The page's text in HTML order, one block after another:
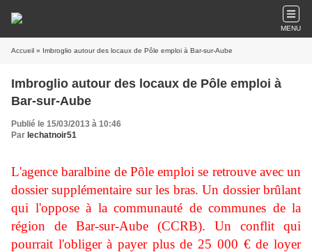
MENU
Accueil » Imbroglio autour des locaux de Pôle emploi à Bar-sur-Aube
Imbroglio autour des locaux de Pôle emploi à
Bar-sur-Aube
Publié le 15/03/2013 à 10:46
Par lechatnoir51
L'agence baralbine de Pôle emploi se retrouve avec un
dossier supplémentaire sur les bras. Un dossier brûlant
qui l'oppose à la communauté de communes de la
région de Bar-sur-Aube (CCRB). Un conflit qui
pourrait l'obliger à payer plus de 25 000 € de loyer